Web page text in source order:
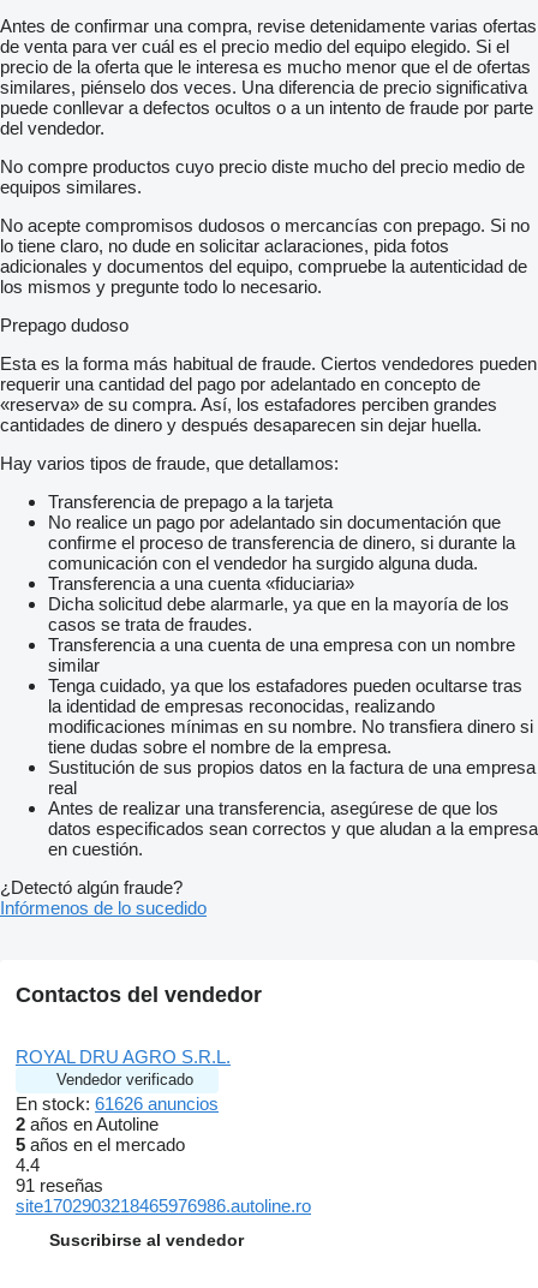
Antes de confirmar una compra, revise detenidamente varias ofertas
de venta para ver cuál es el precio medio del equipo elegido. Si el
precio de la oferta que le interesa es mucho menor que el de ofertas
similares, piénselo dos veces. Una diferencia de precio significativa
puede conllevar a defectos ocultos o a un intento de fraude por parte
del vendedor.
No compre productos cuyo precio diste mucho del precio medio de
equipos similares.
No acepte compromisos dudosos o mercancías con prepago. Si no
lo tiene claro, no dude en solicitar aclaraciones, pida fotos
adicionales y documentos del equipo, compruebe la autenticidad de
los mismos y pregunte todo lo necesario.
Prepago dudoso
Esta es la forma más habitual de fraude. Ciertos vendedores pueden
requerir una cantidad del pago por adelantado en concepto de
«reserva» de su compra. Así, los estafadores perciben grandes
cantidades de dinero y después desaparecen sin dejar huella.
Hay varios tipos de fraude, que detallamos:
Transferencia de prepago a la tarjeta
No realice un pago por adelantado sin documentación que
confirme el proceso de transferencia de dinero, si durante la
comunicación con el vendedor ha surgido alguna duda.
Transferencia a una cuenta «fiduciaria»
Dicha solicitud debe alarmarle, ya que en la mayoría de los
casos se trata de fraudes.
Transferencia a una cuenta de una empresa con un nombre
similar
Tenga cuidado, ya que los estafadores pueden ocultarse tras
la identidad de empresas reconocidas, realizando
modificaciones mínimas en su nombre. No transfiera dinero si
tiene dudas sobre el nombre de la empresa.
Sustitución de sus propios datos en la factura de una empresa
real
Antes de realizar una transferencia, asegúrese de que los
datos especificados sean correctos y que aludan a la empresa
en cuestión.
¿Detectó algún fraude?
Infórmenos de lo sucedido
Contactos del vendedor
ROYAL DRU AGRO S.R.L.
Vendedor verificado
En stock: 61626 anuncios
2 años en Autoline
5 años en el mercado
4.4
91 reseñas
site1702903218465976986.autoline.ro
Suscribirse al vendedor